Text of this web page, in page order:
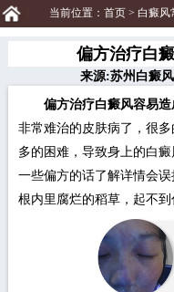
当前位置： 首页> 白癜风
偏方治疗白
来源:苏州白癜
偏方治疗白癜风容易
非常难治的皮肤病了，很
多的困难，导致身上的白
一些偏方的话了解详情会
根内里腐烂的稻草，起不到